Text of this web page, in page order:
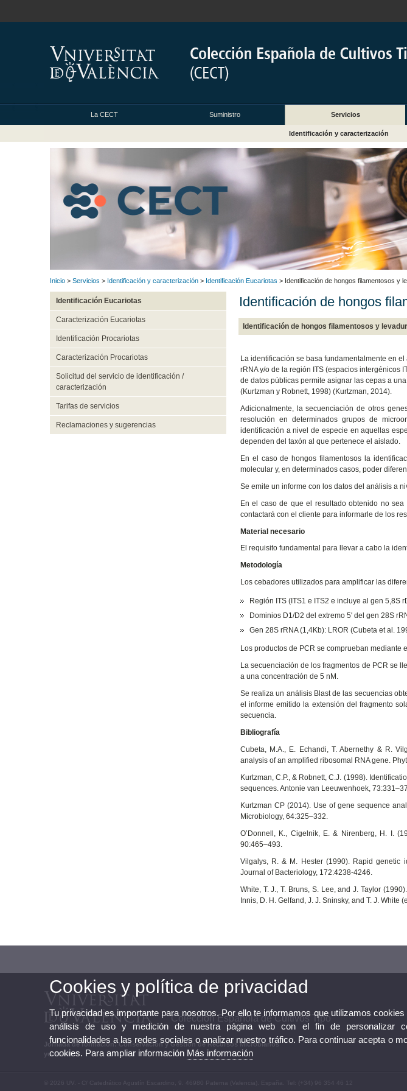
La CECT Suministro Servicios
Identificación y caracterización
Inicio > Servicios > Identificación y caracterización > Identificación Eucariotas > Identificación de hongos filamentosos y
Identificación Eucariotas
Caracterización Eucariotas
Identificación Procariotas
Caracterización Procariotas
Solicitud del servicio de identificación /
caracterización
Tarifas de servicios
Reclamaciones y sugerencias
Identificación de hongos
Identificación de hongos filamentosos y
La identificación se basa fundamentalmente en
rRNA y/o de la región ITS (espacios intergénicos
de datos públicas permite asignar las cepas a
(Kurtzman y Robnett, 1998) (Kurtzman, 2014).
Adicionalmente, la secuenciación de otros
resolución en determinados grupos de
identificación a nivel de especie en aquellas
dependen del taxón al que pertenece el aislado.
En el caso de hongos filamentosos la
molecular y, en determinados casos, poder
Se emite un informe con los datos del análisis a
En el caso de que el resultado obtenido no
contactará con el cliente para informarle de los
Material necesario
El requisito fundamental para llevar a cabo la
Metodología
Los cebadores utilizados para amplificar las
Región ITS (ITS1 e ITS2 e incluye al gen 5,8S
Dominios D1/D2 del extremo 5' del gen 28S
Gen 28S rRNA (1,4Kb): LROR (Cubeta et al.
Los productos de PCR se comprueban mediante
La secuenciación de los fragmentos de PCR se
a una concentración de 5 nM.
Se realiza un análisis Blast de las secuencias
el informe emitido la extensión del fragmento
secuencia.
Bibliografía
Cubeta, M.A., E. Echandi, T. Abernethy & R.
analysis of an amplified ribosomal RNA gene.
Kurtzman, C.P., & Robnett, C.J. (1998).
sequences. Antonie van Leeuwenhoek,
Kurtzman CP (2014). Use of gene sequence
Microbiology, 64:325–332.
O’Donnell, K., Cigelnik, E. & Nirenberg, H. I.
90:465–493.
Vilgalys, R. & M. Hester (1990). Rapid genetic
Journal of Bacteriology, 172:4238-4246.
White, T. J., T. Bruns, S. Lee, and J. Taylor
Innis, D. H. Gelfand, J. J. Sninsky, and T. J.
Colección Española de Cultivos Tipo
Jornada de formación: Conservación y Gestión de Recursos Microbianos
yeast-id
© 2026 UV. - C/ Catedrático Agustín Escardino, 9. 46980 Paterna (Valencia). España. Tel: (+34) 96 354 46 12
Cookies y política de privacidad
Tu privacidad es importante para nosotros. Por ello te informamos que utilizamos
análisis de uso y medición de nuestra página web con el fin de personalizar
funcionalidades a las redes sociales o analizar nuestro tráfico. Para continuar acepta o
cookies. Para ampliar información Más información